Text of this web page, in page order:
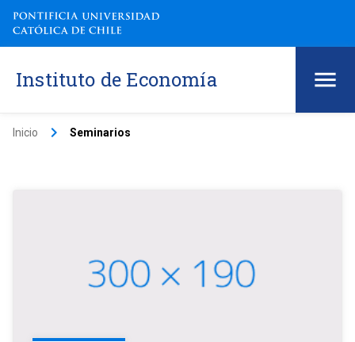
Instituto de Economía
Inicio keyboard_arrow_right Seminarios